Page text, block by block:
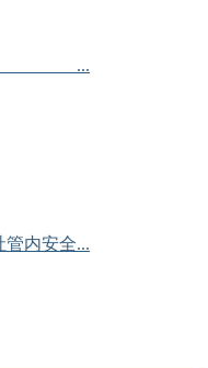
表彰 ...
管内安全...